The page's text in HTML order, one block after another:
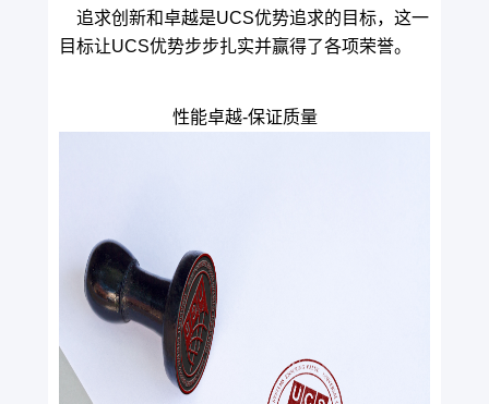
追求创新和卓越是UCS优势追求的目标，这一
目标让UCS优势步步扎实并赢得了各项荣誉。
性能卓越-保证质量